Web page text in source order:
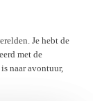
Je hebt de
met de
naar avontuur,